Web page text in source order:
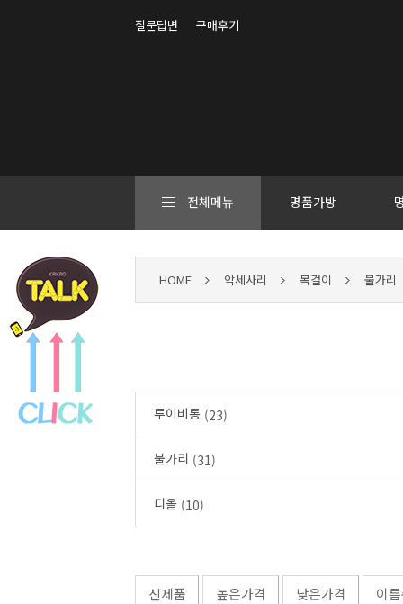
질문답변 구매후기
전체메뉴 명품가방
HOME 악세사리 목걸이 불가리
루이비통 (23)
불가리 (31)
디올 (10)
신제품 높은가격 낮은가격 이